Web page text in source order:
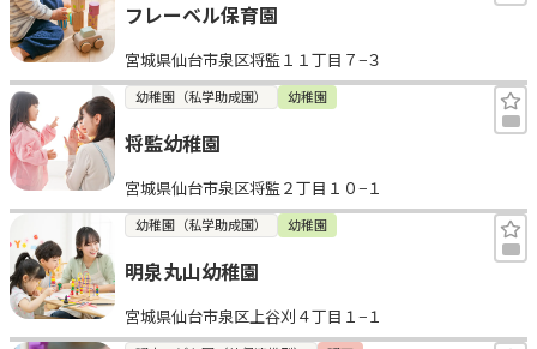
フレーベル保育園
宮城県仙台市泉区将監１１丁目７−３
幼稚園（私学助成園） 幼稚園
将監幼稚園
宮城県仙台市泉区将監２丁目１０−１
幼稚園（私学助成園） 幼稚園
明泉丸山幼稚園
宮城県仙台市泉区上谷刈４丁目１−１